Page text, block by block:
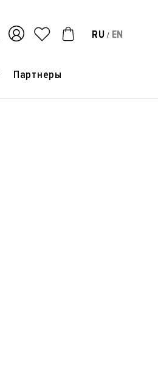
RU / EN
Партнеры